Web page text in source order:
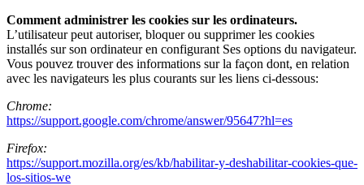
Comment administrer les cookies sur les ordinateurs.
L’utilisateur peut autoriser, bloquer ou supprimer les cookies
installés sur son ordinateur en configurant Ses options du navigateur.
Vous pouvez trouver des informations sur la façon dont, en relation
avec les navigateurs les plus courants sur les liens ci-dessous:
Chrome:
https://support.google.com/chrome/answer/95647?hl=es
Firefox:
https://support.mozilla.org/es/kb/habilitar-y-deshabilitar-cookies-que-
los-sitios-we